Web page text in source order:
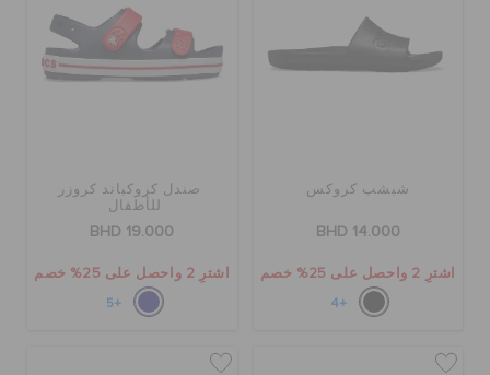
شبشب كروكس
BHD 14.000
اشترِ 2 واحصل على 25% خصم
+4
صندل كروكباند كروزر
للأطفال
BHD 19.000
اشترِ 2 واحصل على 25% خصم
+5